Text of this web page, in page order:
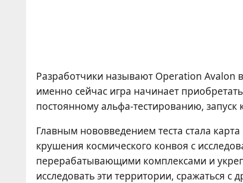
Разработчики называют Operation Avalon
именно сейчас игра начинает
постоянному альфа-тестированию,
Главным нововведением теста стала
крушения космического конвоя с
перерабатывающими комплексами и
исследовать эти территории, сражаться